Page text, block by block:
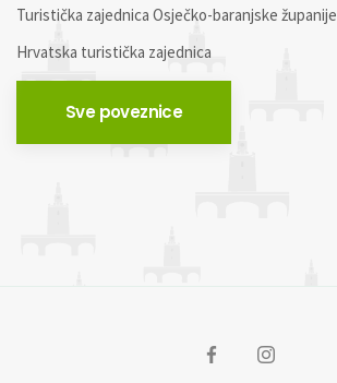
Turistička zajednica Osječko-baranjske županije
Hrvatska turistička zajednica
Sve poveznice